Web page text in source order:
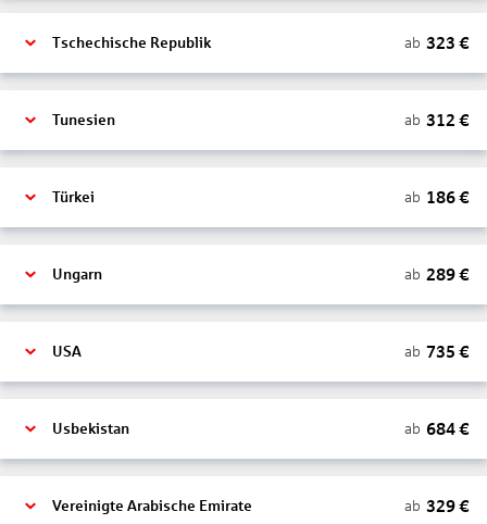
Tschechische Republik ab 323 €
Tunesien ab 312 €
Türkei ab 186€
Ungarn ab 289€
USA ab 735 €
Usbekistan ab 684€
Vereinigte Arabische Emirate ab 329€